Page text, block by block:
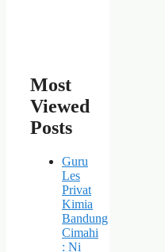
Most
Viewed
Posts
Guru
Les
Privat
Kimia
Bandung
Cimahi
: Ni